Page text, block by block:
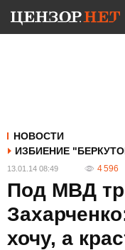
НОВОСТИ
ИЗБИЕНИЕ
13.01.14 08:49 4 596
Под МВД
хочу, а